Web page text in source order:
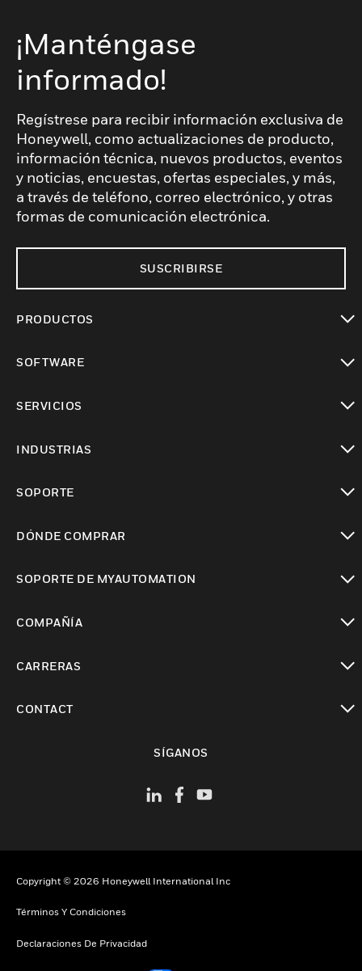
¡Manténgase
informado!
Regístrese para recibir información exclusiva de
Honeywell, como actualizaciones de producto,
información técnica, nuevos productos, eventos
y noticias, encuestas, ofertas especiales, y más,
a través de teléfono, correo electrónico, y otras
formas de comunicación electrónica.
SUSCRIBIRSE
PRODUCTOS
SOFTWARE
SERVICIOS
INDUSTRIAS
SOPORTE
DÓNDE COMPRAR
SOPORTE DE MYAUTOMATION
COMPAÑÍA
CARRERAS
CONTACT
SÍGANOS
Copyright © 2026 Honeywell International Inc
Términos Y Condiciones
Declaraciones De Privacidad